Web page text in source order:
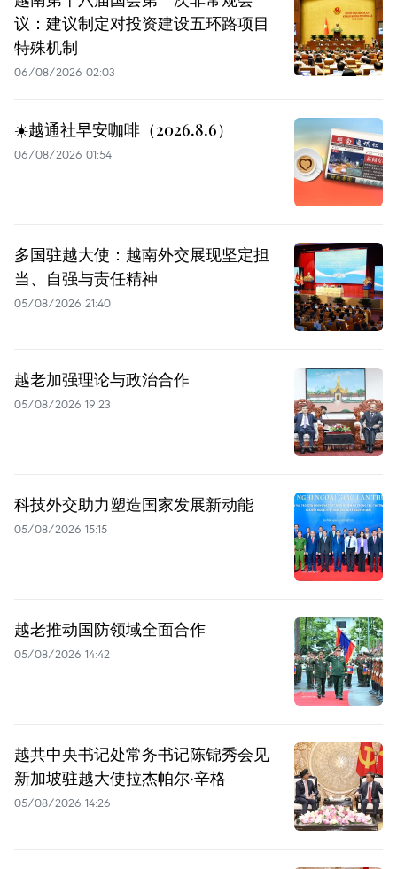
议：建议制定对投资建设五环路项目
特殊机制
06/08/2026 02:03
☀️越通社早安咖啡（2026.8.6）
06/08/2026 01:54
多国驻越大使：越南外交展现坚定担
当、自强与责任精神
05/08/2026 21:40
越老加强理论与政治合作
05/08/2026 19:23
科技外交助力塑造国家发展新动能
05/08/2026 15:15
越老推动国防领域全面合作
05/08/2026 14:42
越共中央书记处常务书记陈锦秀会见
新加坡驻越大使拉杰帕尔·辛格
05/08/2026 14:26